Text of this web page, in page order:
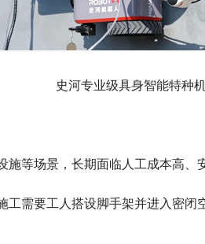
史河专业级具身智能特种
施等场景，长期面临人工成本高、
工需要工人搭设脚手架并进入密